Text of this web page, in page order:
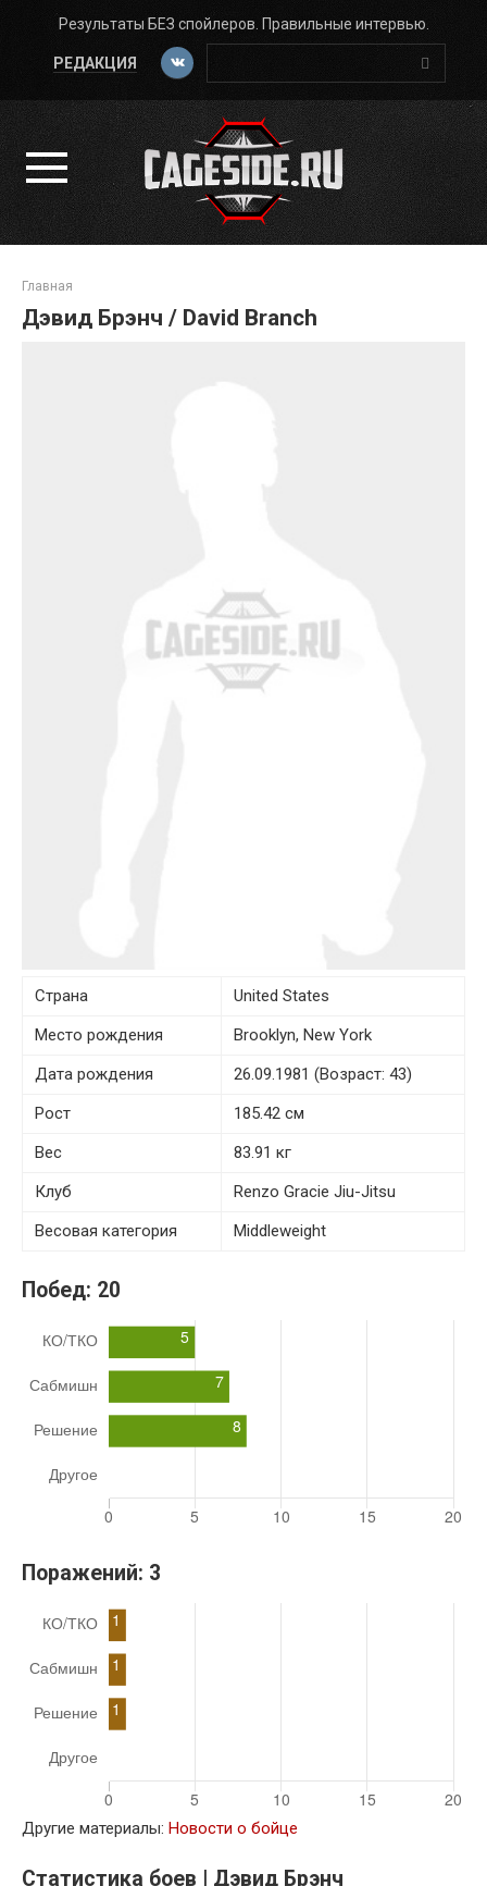
Перейти
контенту
Результаты БЕЗ спойлеров. Правильные интервью.
РЕДАКЦИЯ
Поиск:
Главная
Дэвид Брэнч / David Branch
Страна
United States
Место рождения
Brooklyn, New York
Дата рождения
26.09.1981 (Возраст: 43)
Рост
185.42 см
Вес
83.91 кг
Клуб
Renzo Gracie Jiu-Jitsu
Весовая категория
Middleweight
Побед: 20
Поражений: 3
Другие материалы: Новости о бойце
Статистика боев | Дэвид Брэнч